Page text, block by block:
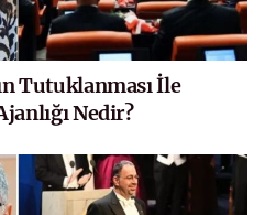
Tutuklanması İle
Nedir?